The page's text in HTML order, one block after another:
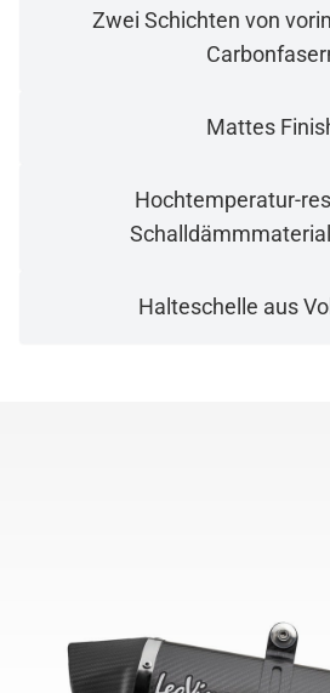
Zwei Schichten von
Mattes
Hochtemperatur-
Halteschelle aus